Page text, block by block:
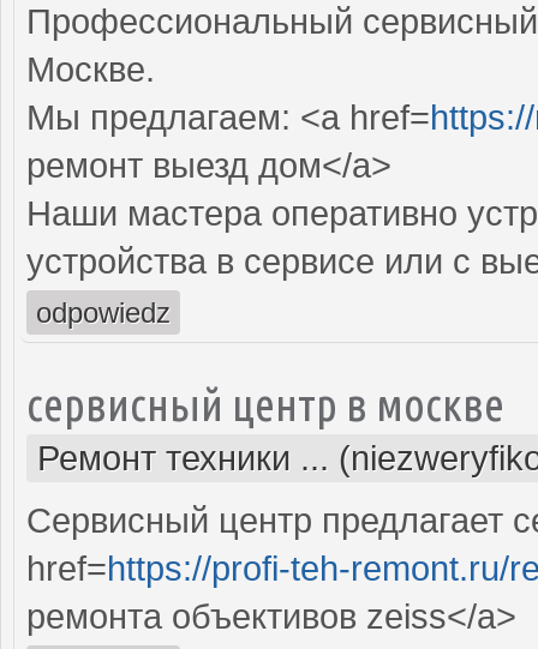
Профессиональный
Москве.
Мы предлагаем: <a href=
ремонт выезд дом</a>
Наши мастера оперативно
устройства в сервисе или с
odpowiedz
сервисный центр в москве
Ремонт техники ...
Сервисный центр предлагает
href=https://profi-teh-remont.ru/
ремонта объективов zeiss</a>